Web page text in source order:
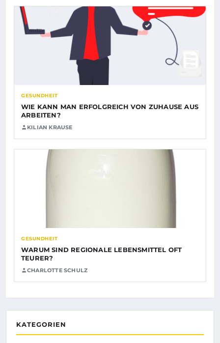
GESUNDHEIT
WIE KANN MAN ERFOLGREICH VON ZUHAUSE AUS
ARBEITEN?
KILIAN KRAUSE
GESUNDHEIT
WARUM SIND REGIONALE LEBENSMITTEL OFT
TEURER?
CHARLOTTE SCHULZ
KATEGORIEN